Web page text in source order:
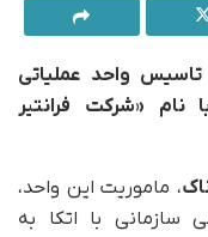
واحد عملیاتی
«شرکت فرانتیر
، ماموریت این واحد،
با اتکا به